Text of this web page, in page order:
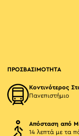
ΠΡΟΣΒΑΣΙΜΟΤΗΤΑ
Κοντινότερος
Πανεπιστήμιο
Απόσταση από
14 λεπτά με τα